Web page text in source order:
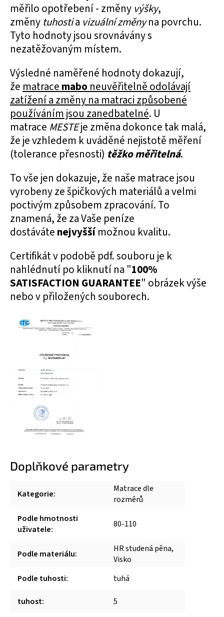
měřilo opotřebení - změny výšky,
změny tuhostia vizuální změny na povrchu.
Tyto hodnoty jsou srovnávány s
nezatěžovaným místem.
Výsledné naměřené hodnoty dokazují,
že matrace mabo neuvěřitelně odolávají
zatížení a změny na matraci způsobené
používáním jsou zanedbatelné. U
matrace MESTEje změna dokonce tak malá,
že je vzhledem k uváděné nejistotě měření
(tolerance přesnosti) těžko měřitelná.
To vše jen dokazuje, že naše matrace jsou
vyrobeny ze špičkových materiálů a velmi
poctivým způsobem zpracování. To
znamená, že za Vaše peníze
dostáváte nejvyšší možnou kvalitu.
Certifikát v podobě pdf. souboru je k
nahlédnutí po kliknutí na "100%
SATISFACTION GUARANTEE" obrázek výše
nebo v přiložených souborech.
Doplňkové parametry
Kategorie:
Matrace dle
rozměrů
Podle hmotnosti
uživatele: 80-110
Podle materiálu:
HR studená pěna,
Visko
Podle tuhosti: tuhá
tuhost: 5